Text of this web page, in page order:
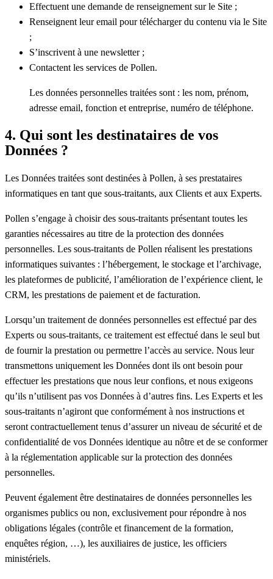
Effectuent une demande de renseignement sur le Site ;
Renseignent leur email pour télécharger du contenu via le Site
;
S’inscrivent à une newsletter ;
Contactent les services de Pollen.
Les données personnelles traitées sont : les nom, prénom,
adresse email, fonction et entreprise, numéro de téléphone.
4. Qui sont les destinataires de vos
Données ?
Les Données traitées sont destinées à Pollen, à ses prestataires
informatiques en tant que sous-traitants, aux Clients et aux Experts.
Pollen s’engage à choisir des sous-traitants présentant toutes les
garanties nécessaires au titre de la protection des données
personnelles. Les sous-traitants de Pollen réalisent les prestations
informatiques suivantes : l’hébergement, le stockage et l’archivage,
les plateformes de publicité, l’amélioration de l’expérience client, le
CRM, les prestations de paiement et de facturation.
Lorsqu’un traitement de données personnelles est effectué par des
Experts ou sous-traitants, ce traitement est effectué dans le seul but
de fournir la prestation ou permettre l’accès au service. Nous leur
transmettons uniquement les Données dont ils ont besoin pour
effectuer les prestations que nous leur confions, et nous exigeons
qu’ils n’utilisent pas vos Données à d’autres fins. Les Experts et les
sous-traitants n’agiront que conformément à nos instructions et
seront contractuellement tenus d’assurer un niveau de sécurité et de
confidentialité de vos Données identique au nôtre et de se conformer
à la réglementation applicable sur la protection des données
personnelles.
Peuvent également être destinataires de données personnelles les
organismes publics ou non, exclusivement pour répondre à nos
obligations légales (contrôle et financement de la formation,
enquêtes région, …), les auxiliaires de justice, les officiers
ministériels.